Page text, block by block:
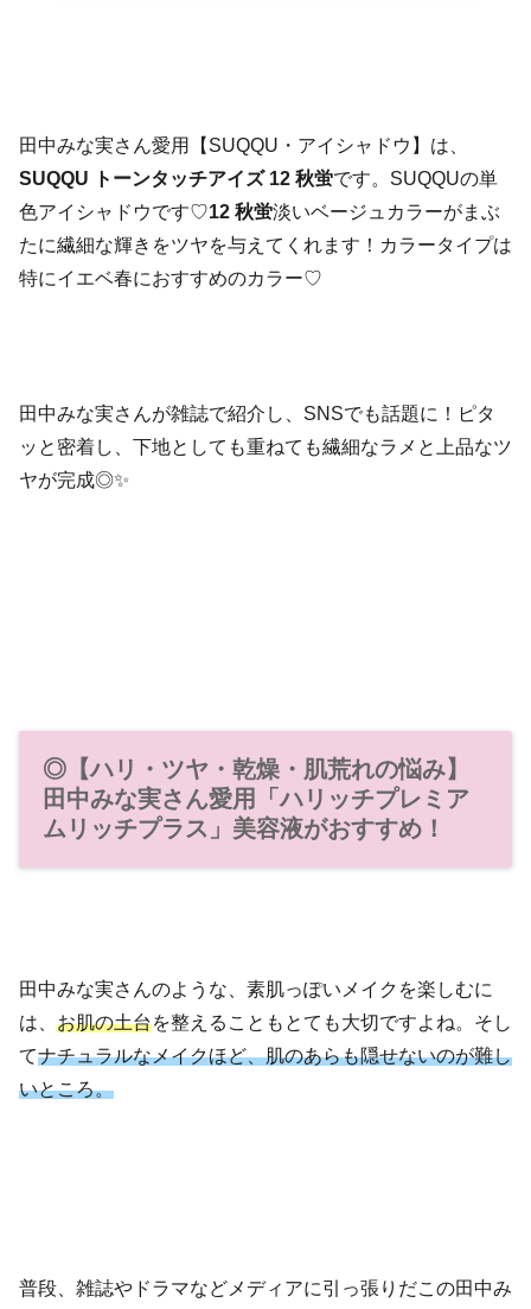
田中みな実さん愛用【SUQQU・アイシャドウ】は、
SUQQU トーンタッチアイズ 12 秋蛍です。SUQQUの単
色アイシャドウです♡12 秋蛍淡いベージュカラーがまぶ
たに繊細な輝きをツヤを与えてくれます！カラータイプは
特にイエベ春におすすめのカラー♡
田中みな実さんが雑誌で紹介し、SNSでも話題に！ピタ
ッと密着し、下地としても重ねても繊細なラメと上品なツ
ヤが完成◎✨
◎【ハリ・ツヤ・乾燥・肌荒れの悩み】
田中みな実さん愛用「ハリッチプレミア
ムリッチプラス」美容液がおすすめ！
田中みな実さんのような、素肌っぽいメイクを楽しむに
は、 お肌の土台を整えることもとても大切ですよね。そし
てナチュラルなメイクほど、肌のあらも隠せないのが難し
いところ。
普段、雑誌やドラマなどメディアに引っ張りだこの田中み